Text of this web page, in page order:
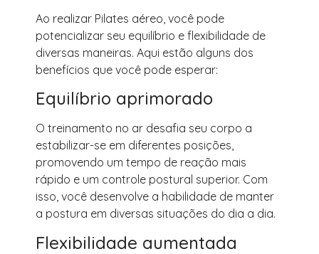
Ao realizar Pilates aéreo, você pode
potencializar seu equilíbrio e flexibilidade de
diversas maneiras. Aqui estão alguns dos
benefícios que você pode esperar:
Equilíbrio aprimorado
O treinamento no ar desafia seu corpo a
estabilizar-se em diferentes posições,
promovendo um tempo de reação mais
rápido e um controle postural superior. Com
isso, você desenvolve a habilidade de manter
a postura em diversas situações do dia a dia.
Flexibilidade aumentada